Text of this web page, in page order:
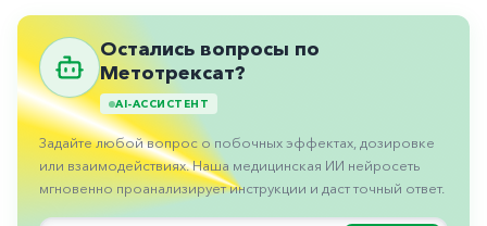
Пульмонология
Сердечные
Сосудистые
Тромбозы
Остались вопросы по
Метотрексат?
AI-АССИСТЕНТ
Задайте любой вопрос о побочных эффектах, дозировке
или взаимодействиях. Наша медицинская ИИ нейросеть
мгновенно проанализирует инструкции и даст точный ответ.